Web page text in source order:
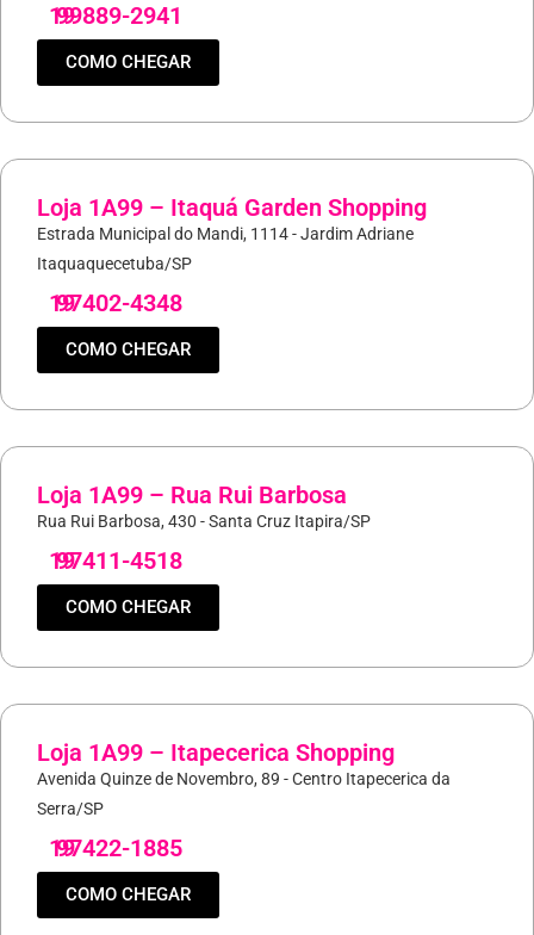
19
99889-2941
COMO CHEGAR
Loja 1A99 – Itaquá Garden Shopping
Estrada Municipal do Mandi, 1114 - Jardim Adriane
Itaquaquecetuba/SP
19
97402-4348
COMO CHEGAR
Loja 1A99 – Rua Rui Barbosa
Rua Rui Barbosa, 430 - Santa Cruz Itapira/SP
19
97411-4518
COMO CHEGAR
Loja 1A99 – Itapecerica Shopping
Avenida Quinze de Novembro, 89 - Centro Itapecerica da
Serra/SP
19
97422-1885
COMO CHEGAR